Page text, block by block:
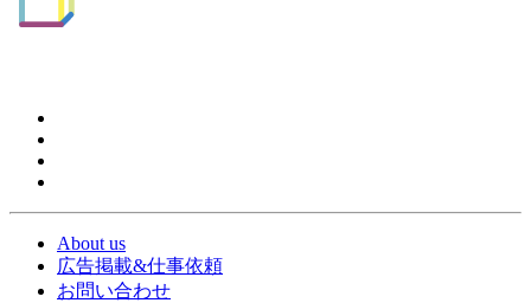
About us
広告掲載&仕事依頼
お問い合わせ